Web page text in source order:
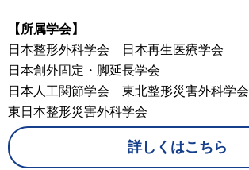
【所属学会】
日本整形外科学会 日本再生医療学会
日本創外固定・脚延長学会
日本人工関節学会 東北整形災害外科学会
東日本整形災害外科学会
詳しくはこちら